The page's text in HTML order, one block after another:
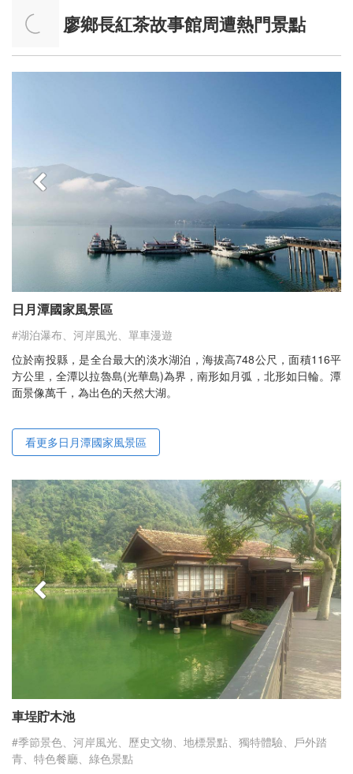
年6月開放的木業展示館，提供遊客瞭解
台灣木業往昔盛況。重建木業展示館時，
採用「新舊交疊」覆屋保存舊屋架的設計
理念，將舊屋架修復為木業創意館中的展
草皮及木紋清水模構成簡單的造景半建築
半地景的建築設計，創造了人與自然間發
展對話的舞台。
廖鄉長紅茶故事館周遭熱門景點
日月潭國家風景區
#湖泊瀑布、河岸風光、單車漫遊
位於南投縣，是全台最大的淡水湖泊，海拔高748公尺，面積116平
方公里，全潭以拉魯島(光華島)為界，南形如月弧，北形如日輪。潭
面景像萬千，為出色的天然大湖。
看更多日月潭國家風景區
車埕貯木池
#季節景色、河岸風光、歷史文物、地標景點、獨特體驗、戶外踏
青、特色餐廳、綠色景點